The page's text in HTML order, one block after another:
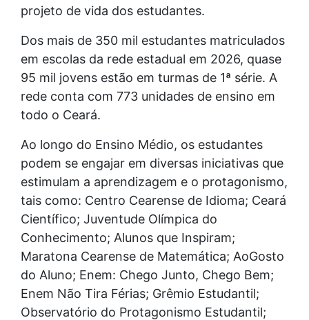
projeto de vida dos estudantes.
Dos mais de 350 mil estudantes matriculados
em escolas da rede estadual em 2026, quase
95 mil jovens estão em turmas de 1ª série. A
rede conta com 773 unidades de ensino em
todo o Ceará.
Ao longo do Ensino Médio, os estudantes
podem se engajar em diversas iniciativas que
estimulam a aprendizagem e o protagonismo,
tais como: Centro Cearense de Idioma; Ceará
Científico; Juventude Olímpica do
Conhecimento; Alunos que Inspiram;
Maratona Cearense de Matemática; AoGosto
do Aluno; Enem: Chego Junto, Chego Bem;
Enem Não Tira Férias; Grêmio Estudantil;
Observatório do Protagonismo Estudantil;